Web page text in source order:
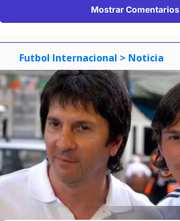
Mostrar Comentarios
Futbol Internacional > Noticia